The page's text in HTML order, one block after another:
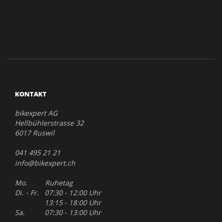
KONTAKT
bikexpert AG
Hellbühlerstrasse 32
6017 Ruswil
041 495 21 21
info@bikexpert.ch
Mo. Ruhetag
Di. - Fr. 07:30 - 12:00 Uhr
13:15 - 18:00 Uhr
Sa. 07:30 - 13:00 Uhr